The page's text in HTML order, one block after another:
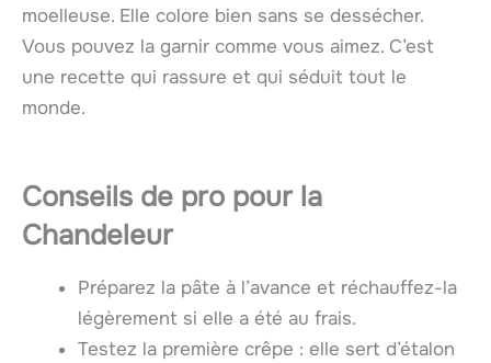
moelleuse. Elle colore bien sans se dessécher.
Vous pouvez la garnir comme vous aimez. C’est
une recette qui rassure et qui séduit tout le
monde.
Conseils de pro pour la
Chandeleur
Préparez la pâte à l’avance et réchauffez-la
légèrement si elle a été au frais.
Testez la première crêpe : elle sert d’étalon